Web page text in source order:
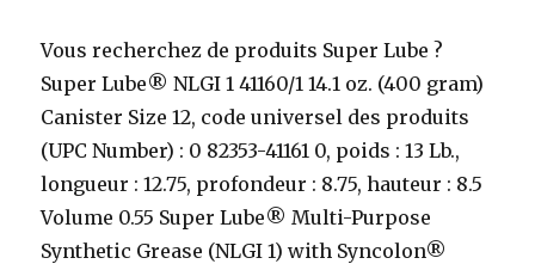
Vous recherchez de produits Super Lube ?
Super Lube® NLGI 1 41160/1 14.1 oz. (400 gram)
Canister Size 12, code universel des produits
(UPC Number) : 0 82353-41161 0, poids : 13 Lb.,
longueur : 12.75, profondeur : 8.75, hauteur : 8.5
Volume 0.55 Super Lube® Multi-Purpose
Synthetic Grease (NLGI 1) with Syncolon®